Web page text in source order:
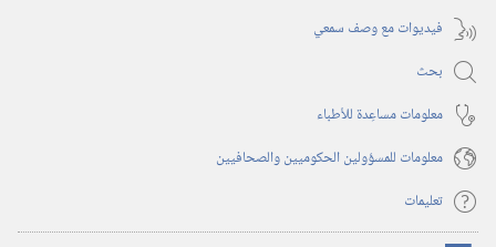
فيديوات مع وصف سمعي
بحث
معلومات مساعِدة للأطباء
معلومات للمسؤولين الحكوميين والصحافيين
تعليمات